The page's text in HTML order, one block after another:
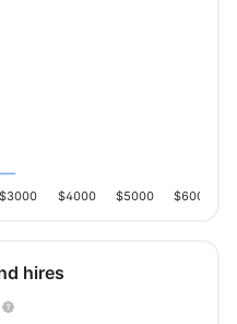
$3000 $4000 $5000 $6000
hires